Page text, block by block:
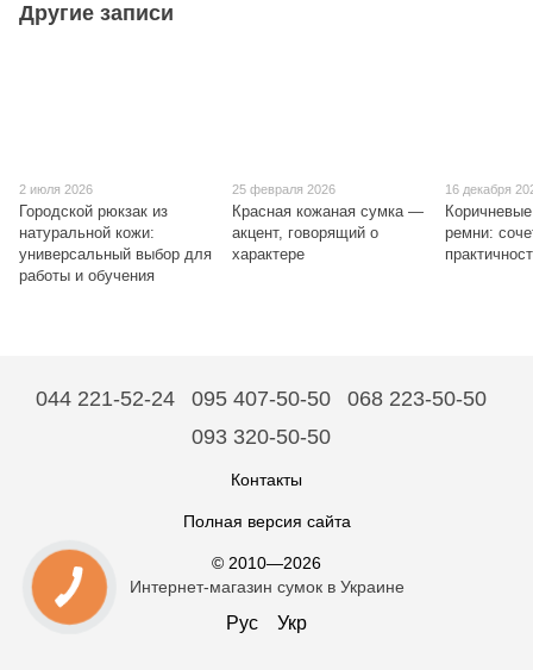
Другие записи
2 июля 2026
Городской рюкзак из
натуральной кожи:
универсальный выбор для
работы и обучения
25 февраля 2026
Красная кожаная сумка —
акцент, говорящий о
характере
16 декабря
ремни:
044 221-52-24 095 407-50-50
068 223-50-50
093 320-50-50
Контакты
Полная версия сайта
© 2010—2026
Интернет-магазин сумок в Украине
Рус Укр